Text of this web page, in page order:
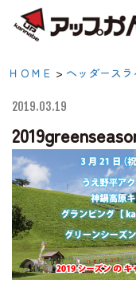
式】ア
庫県豊
トドア
気球・
夏のスキー場も「
神鍋高原アクティ
交通アクセス
宿泊案内
ＨＯＭＥ > ヘッダースラ
2019.03.19